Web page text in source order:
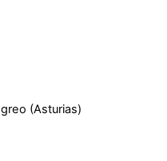
(Asturias)